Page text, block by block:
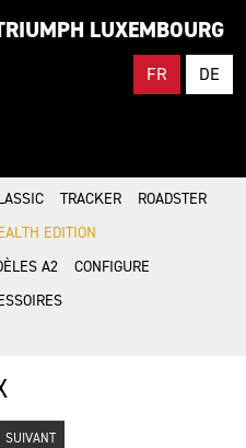
LUXEMBOURG
FR DE
TRACKER
ROADSTER
EDITION
A2
CONFIGURE
SUIVANT